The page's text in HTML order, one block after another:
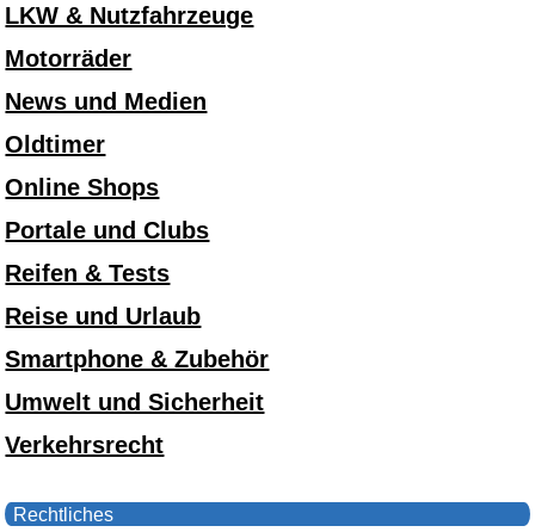
LKW & Nutzfahrzeuge
Motorräder
News und Medien
Oldtimer
Online Shops
Portale und Clubs
Reifen & Tests
Reise und Urlaub
Smartphone & Zubehör
Umwelt und Sicherheit
Verkehrsrecht
Rechtliches